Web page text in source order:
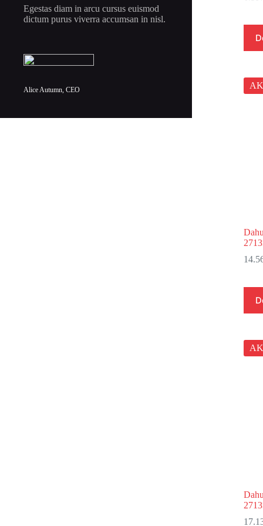
Egestas diam in arcu cursus euismod
dictum purus viverra accumsan in nisl.
Alice Autumn, CEO